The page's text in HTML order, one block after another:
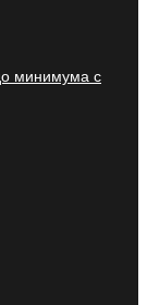
минимума с